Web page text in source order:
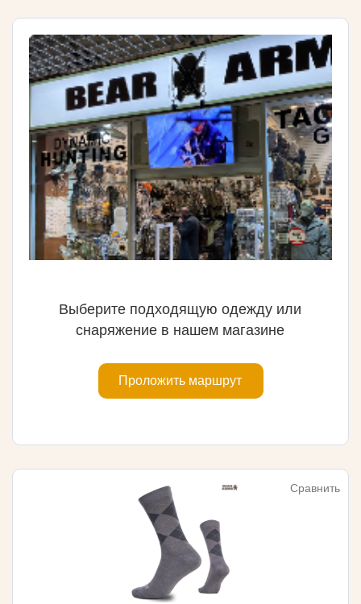
Выберите подходящую одежду или
снаряжение в нашем магазине
Проложить маршрут
Сравнить